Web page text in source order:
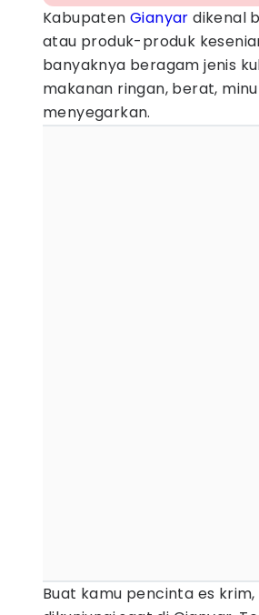
KabupatenGianyar dikenal
atau produk-produk
banyaknya beragam jenis
makanan ringan, berat,
menyegarkan.
Buat kamu pencinta es